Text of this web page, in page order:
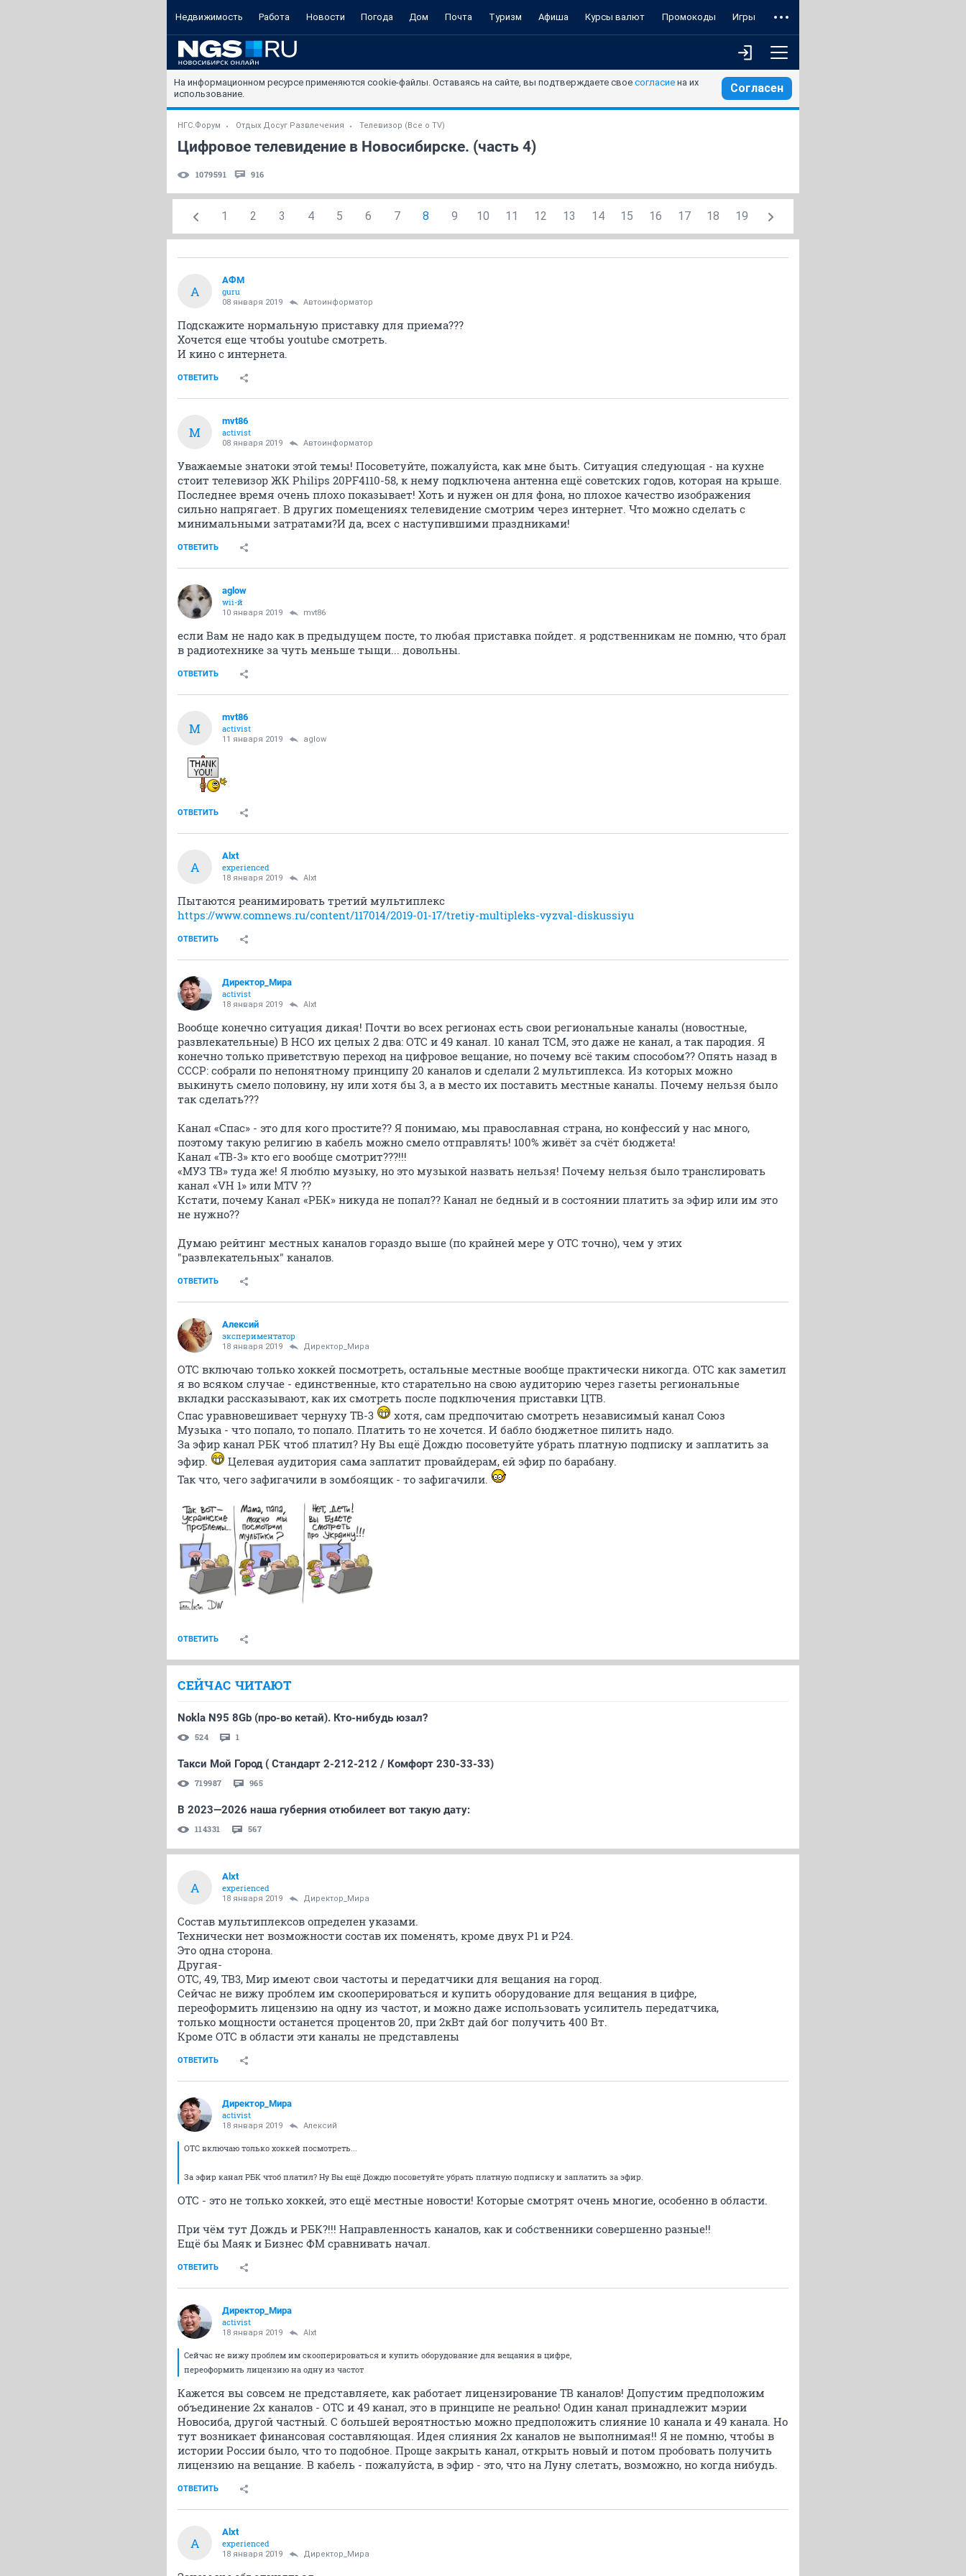
Недвижимость Работа Новости Погода Дом Почта Туризм Афиша Курсы валют Промокоды Игры
На информационном ресурсе применяются cookie-файлы. Оставаясь на сайте, вы подтверждаете свое согласие на их
использование.
Согласен
НГС.Форум Отдых Досуг Развлечения Телевизор (Все о TV)
Цифровое телевидение в Новосибирске. (часть 4)
1079591 916
1 2 3 4 5 6 7 8 9 10 11 12 13 14 15 16 17 18 19
А
АФМ
guru
08 января 2019 Автоинформатор
Подскажите нормальную приставку для приема???
Хочется еще чтобы youtube смотреть.
И кино с интернета.
ОТВЕТИТЬ
M
mvt86
activist
08 января 2019 Автоинформатор
Уважаемые знатоки этой темы! Посоветуйте, пожалуйста, как мне быть. Ситуация следующая - на кухне
стоит телевизор ЖК Philips 20PF4110-58, к нему подключена антенна ещё советских годов, которая на крыше.
Последнее время очень плохо показывает! Хоть и нужен он для фона, но плохое качество изображения
сильно напрягает. В других помещениях телевидение смотрим через интернет. Что можно сделать с
минимальными затратами?И да, всех с наступившими праздниками!
ОТВЕТИТЬ
aglow
wii-й
10 января 2019 mvt86
если Вам не надо как в предыдущем посте, то любая приставка пойдет. я родственникам не помню, что брал
в радиотехнике за чуть меньше тыщи... довольны.
ОТВЕТИТЬ
M
mvt86
activist
11 января 2019 aglow
ОТВЕТИТЬ
A
Alxt
experienced
18 января 2019 Alxt
Пытаются реанимировать третий мультиплекс
https://www.comnews.ru/content/117014/2019-01-17/tretiy-multipleks-vyzval-diskussiyu
ОТВЕТИТЬ
Директор_Мира
activist
18 января 2019 Alxt
Вообще конечно ситуация дикая! Почти во всех регионах есть свои региональные каналы (новостные,
развлекательные) В НСО их целых 2 два: ОТС и 49 канал. 10 канал ТСМ, это даже не канал, а так пародия. Я
конечно только приветствую переход на цифровое вещание, но почему всё таким способом?? Опять назад в
СССР: собрали по непонятному принципу 20 каналов и сделали 2 мультиплекса. Из которых можно
выкинуть смело половину, ну или хотя бы 3, а в место их поставить местные каналы. Почему нельзя было
так сделать???
Канал «Спас» - это для кого простите?? Я понимаю, мы православная страна, но конфессий у нас много,
поэтому такую религию в кабель можно смело отправлять! 100% живёт за счёт бюджета!
Канал «ТВ-3» кто его вообще смотрит???!!!
«МУЗ ТВ» туда же! Я люблю музыку, но это музыкой назвать нельзя! Почему нельзя было транслировать
канал «VH 1» или MTV ??
Кстати, почему Канал «РБК» никуда не попал?? Канал не бедный и в состоянии платить за эфир или им это
не нужно??
Думаю рейтинг местных каналов гораздо выше (по крайней мере у ОТС точно), чем у этих
"развлекательных" каналов.
ОТВЕТИТЬ
Алексий
экспериментатор
18 января 2019 Директор_Мира
ОТС включаю только хоккей посмотреть, остальные местные вообще практически никогда. ОТС как заметил
я во всяком случае - единственные, кто старательно на свою аудиторию через газеты региональные
вкладки рассказывают, как их смотреть после подключения приставки ЦТВ.
Спас уравновешивает чернуху ТВ-3
хотя, сам предпочитаю смотреть независимый канал Союз
Музыка - что попало, то попало. Платить то не хочется. И бабло бюджетное пилить надо.
За эфир канал РБК чтоб платил? Ну Вы ещё Дождю посоветуйте убрать платную подписку и заплатить за
эфир.
Целевая аудитория сама заплатит провайдерам, ей эфир по барабану.
Так что, чего зафигачили в зомбоящик - то зафигачили.
ОТВЕТИТЬ
СЕЙЧАС ЧИТАЮТ
Nokla N95 8Gb (про-во кетай). Кто-нибудь юзал?
524 1
Такси Мой Город ( Стандарт 2-212-212 / Комфорт 230-33-33)
719987 965
В 2023—2026 наша губерния отюбилеет вот такую дату:
114331 567
A
Alxt
experienced
18 января 2019 Директор_Мира
Состав мультиплексов определен указами.
Технически нет возможности состав их поменять, кроме двух Р1 и Р24.
Это одна сторона.
Другая-
ОТС, 49, ТВ3, Мир имеют свои частоты и передатчики для вещания на город.
Сейчас не вижу проблем им скооперироваться и купить оборудование для вещания в цифре,
переоформить лицензию на одну из частот, и можно даже использовать усилитель передатчика,
только мощности останется процентов 20, при 2кВт дай бог получить 400 Вт.
Кроме ОТС в области эти каналы не представлены
ОТВЕТИТЬ
Директор_Мира
activist
18 января 2019 Алексий
ОТС включаю только хоккей посмотреть...
За эфир канал РБК чтоб платил? Ну Вы ещё Дождю посоветуйте убрать платную подписку и заплатить за эфир.
ОТС - это не только хоккей, это ещё местные новости! Которые смотрят очень многие, особенно в области.
При чём тут Дождь и РБК?!!! Направленность каналов, как и собственники совершенно разные!!
Ещё бы Маяк и Бизнес ФМ сравнивать начал.
ОТВЕТИТЬ
Директор_Мира
activist
18 января 2019 Alxt
Сейчас не вижу проблем им скооперироваться и купить оборудование для вещания в цифре,
переоформить лицензию на одну из частот
Кажется вы совсем не представляете, как работает лицензирование ТВ каналов! Допустим предположим
объединение 2х каналов - ОТС и 49 канал, это в принципе не реально! Один канал принадлежит мэрии
Новосиба, другой частный. С большей вероятностью можно предположить слияние 10 канала и 49 канала. Но
тут возникает финансовая составляющая. Идея слияния 2х каналов не выполнимая!! Я не помню, чтобы в
истории России было, что то подобное. Проще закрыть канал, открыть новый и потом пробовать получить
лицензию на вещание. В кабель - пожалуйста, в эфир - это, что на Луну слетать, возможно, но когда нибудь.
ОТВЕТИТЬ
A
Alxt
experienced
18 января 2019 Директор_Мира